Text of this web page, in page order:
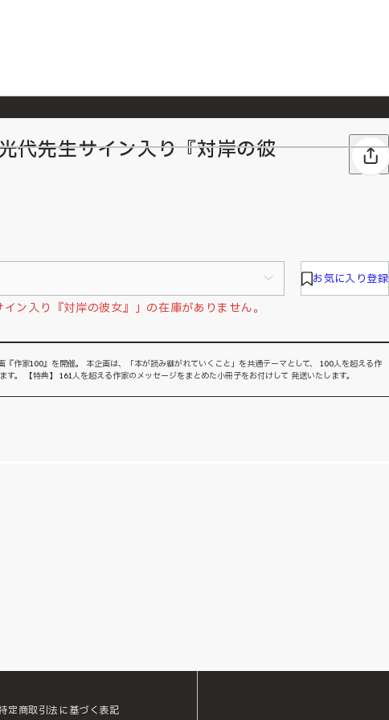
2026/7/23 『ONE PIECE magazine 021 ONE PIECEカード付き同梱版』発売延期のご案内
代先生サイン入り『対岸の彼
お気に入り登録
イン入り『対岸の彼女』」の在庫がありません。
『作家100』を開催。 本企画は、「本が読み継がれていくこと」を共通テーマとして、 100人を超える作
す。 【特典】 161人を超える作家のメッセージをまとめた小冊子をお付けして 発送いたします。
定商取引法に基づく表記